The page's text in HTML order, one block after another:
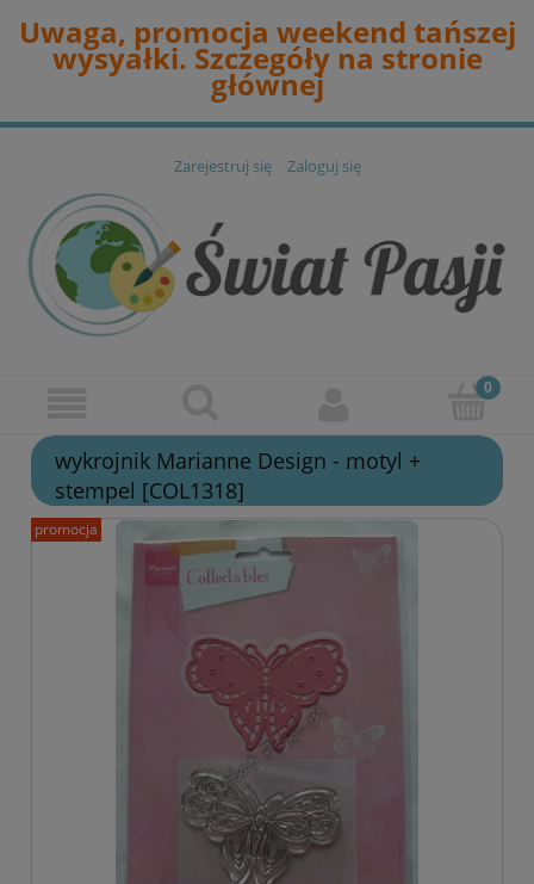
Uwaga, promocja weekend tańszej
wysyałki. Szczegóły na stronie
głównej
Zarejestruj się Zaloguj się
wykrojnik Marianne Design - motyl +
stempel [COL1318]
promocja